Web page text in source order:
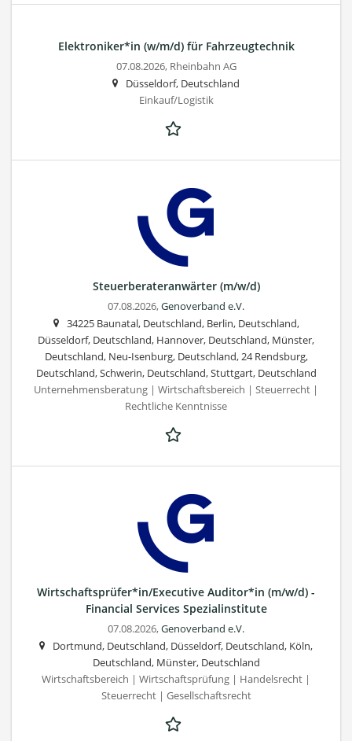
Elektroniker*in (w/m/d) für Fahrzeugtechnik
07.08.2026, Rheinbahn AG
Düsseldorf, Deutschland
Einkauf/Logistik
Steuerberateranwärter (m/w/d)
07.08.2026,Genoverband e.V.
34225 Baunatal, Deutschland, Berlin, Deutschland,
Düsseldorf, Deutschland, Hannover, Deutschland, Münster,
Deutschland, Neu-Isenburg, Deutschland, 24 Rendsburg,
Deutschland, Schwerin, Deutschland, Stuttgart, Deutschland
Unternehmensberatung | Wirtschaftsbereich | Steuerrecht |
Rechtliche Kenntnisse
Wirtschaftsprüfer*in/Executive Auditor*in (m/w/d) -
Financial Services Spezialinstitute
07.08.2026,Genoverband e.V.
Dortmund, Deutschland, Düsseldorf, Deutschland, Köln,
Deutschland, Münster, Deutschland
Wirtschaftsbereich | Wirtschaftsprüfung | Handelsrecht |
Steuerrecht | Gesellschaftsrecht